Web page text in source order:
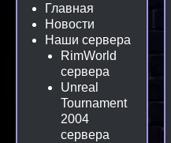
Главная
Новости
Наши сервера
RimWorld
сервера
Unreal
Tournament
2004
сервера